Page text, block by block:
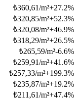
₺360,61/m²+27.2%
₺320,85/m²+52.3%
₺320,08/m²+46.9%
₺318,29/m²+26.5%
₺265,59/m²-6.6%
₺259,91/m²+41.6%
₺257,33/m²+199.3%
₺235,87/m²+19.2%
₺211,61/m²+47.4%